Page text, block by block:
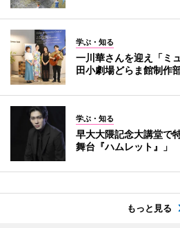
学ぶ・知る
一川華さんを迎え「ミ
田小劇場どらま館制作
学ぶ・知る
早大大隈記念大講堂で
舞台『ハムレット』」
もっと見る